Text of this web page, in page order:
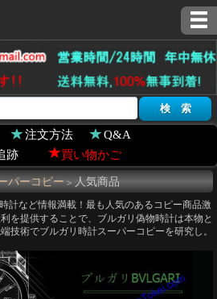
注文方法
Q&A
跡 買い物かご
パーコピー > 人気商品
計など情報満載！最も人気のあるコピー商品激
を提供することで、ブルガリ偽物時計は本物と
技術でブルガリ時計スーパーコピーを研究し。